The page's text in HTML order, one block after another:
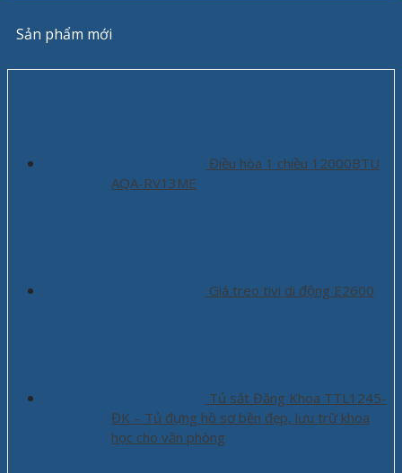
Sản phẩm mới
Điều hòa 1 chiều 12000BTU
AQA-RV13ME
Giá treo tivi di động E2600
Tủ sắt Đăng Khoa TTL1245-
ĐK – Tủ đựng hồ sơ bền đẹp, lưu trữ khoa
học cho văn phòng